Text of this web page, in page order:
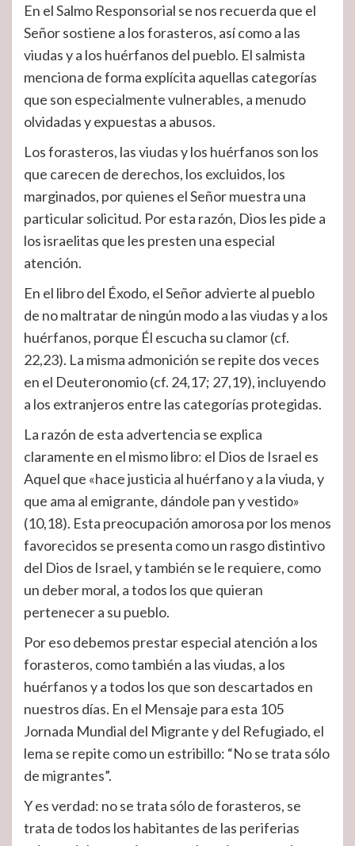
En el Salmo Responsorial se nos recuerda que el
Señor sostiene a los forasteros, así como a las
viudas y a los huérfanos del pueblo. El salmista
menciona de forma explícita aquellas categorías
que son especialmente vulnerables, a menudo
olvidadas y expuestas a abusos.
Los forasteros, las viudas y los huérfanos son los
que carecen de derechos, los excluidos, los
marginados, por quienes el Señor muestra una
particular solicitud. Por esta razón, Dios les pide a
los israelitas que les presten una especial
atención.
En el libro del Éxodo, el Señor advierte al pueblo
de no maltratar de ningún modo a las viudas y a los
huérfanos, porque Él escucha su clamor (cf.
22,23). La misma admonición se repite dos veces
en el Deuteronomio (cf. 24,17; 27,19), incluyendo
a los extranjeros entre las categorías protegidas.
La razón de esta advertencia se explica
claramente en el mismo libro: el Dios de Israel es
Aquel que «hace justicia al huérfano y a la viuda, y
que ama al emigrante, dándole pan y vestido»
(10,18). Esta preocupación amorosa por los menos
favorecidos se presenta como un rasgo distintivo
del Dios de Israel, y también se le requiere, como
un deber moral, a todos los que quieran
pertenecer a su pueblo.
Por eso debemos prestar especial atención a los
forasteros, como también a las viudas, a los
huérfanos y a todos los que son descartados en
nuestros días. En el Mensaje para esta 105
Jornada Mundial del Migrante y del Refugiado, el
lema se repite como un estribillo: “No se trata sólo
de migrantes”.
Y es verdad: no se trata sólo de forasteros, se
trata de todos los habitantes de las periferias